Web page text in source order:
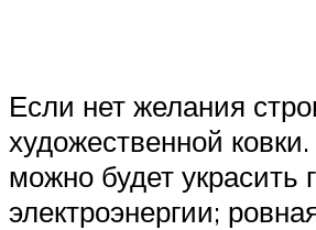
Если нет желания
художественной
можно будет украсить
электроэнергии;